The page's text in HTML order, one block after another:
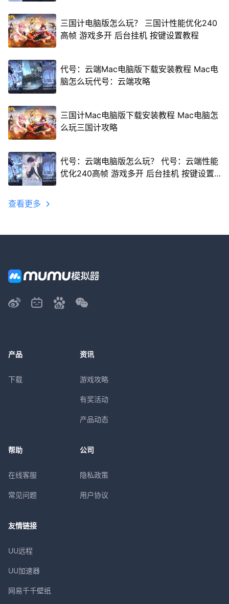
三国计电脑版怎么玩？ 三国计性能优化240
高帧 游戏多开 后台挂机 按键设置教程
代号：云端Mac电脑版下载安装教程 Mac电
脑怎么玩代号：云端攻略
三国计Mac电脑版下载安装教程 Mac电脑怎
么玩三国计攻略
代号：云端电脑版怎么玩？ 代号：云端性能
优化240高帧 游戏多开 后台挂机 按键设置
查看更多
产品
下载
资讯
游戏攻略
有奖活动
产品动态
帮助
在线客服
常见问题
公司
隐私政策
用户协议
友情链接
UU远程
UU加速器
网易千千壁纸